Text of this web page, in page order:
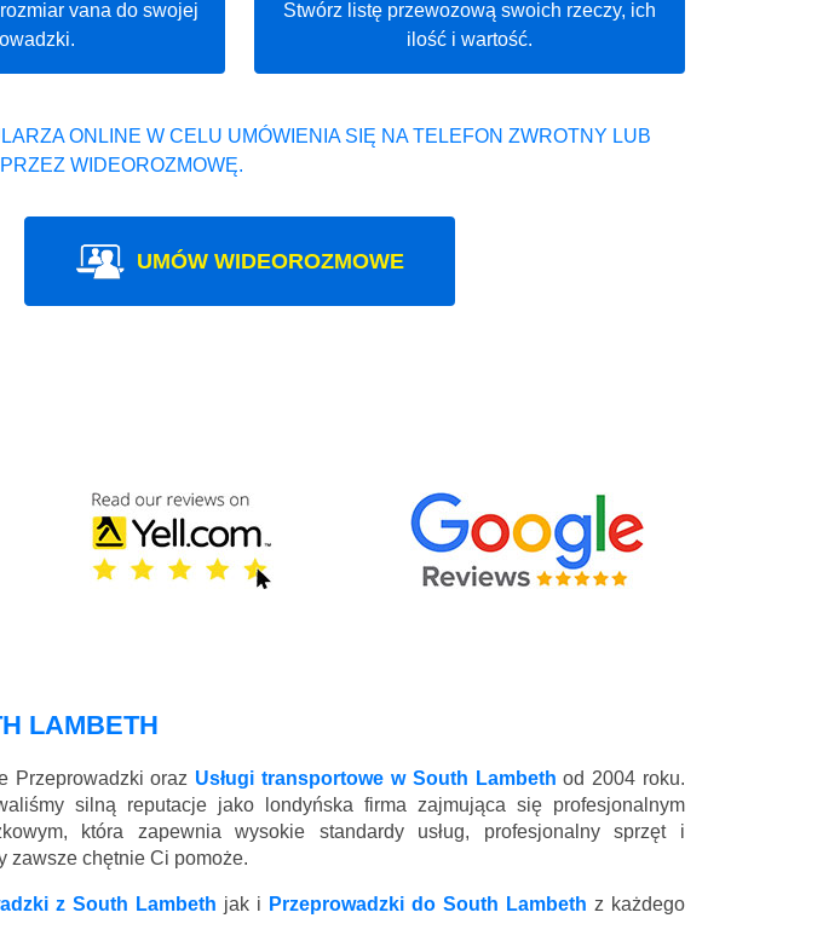
vana do swojej
Stwórz listę przewozową swoich rzeczy, ich
ilość i wartość.
ONLINE W CELU UMÓWIENIA SIĘ NA TELEFON ZWROTNY LUB
WIDEOROZMOWĘ.
UMÓW WIDEOROZMOWE
LAMBETH
Przeprowadzki oraz Usługi transportowe w South Lambeth od 2004 roku.
silną reputacje jako londyńska firma zajmująca się profesjonalnym
która zapewnia wysokie standardy usług, profesjonalny sprzęt i
zawsze chętnie Ci pomoże.
z South Lambeth jak i Przeprowadzki do South Lambeth z każdego